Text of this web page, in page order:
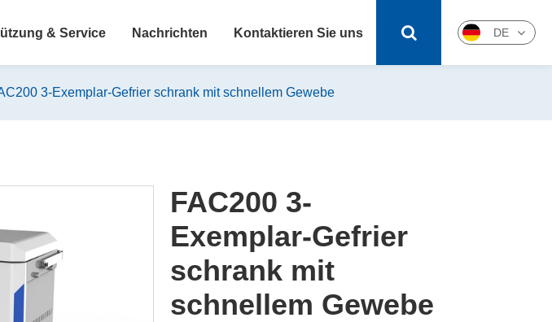
& Service Nachrichten Kontaktieren Sie uns DE
English
русский
3-Exemplar-Gefrier schrank mit schnellem Gewebe
FAC200 3-
Exemplar-Gefrier
schrank mit
schnellem Gewebe